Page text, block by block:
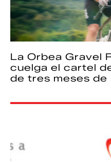
La Orbea Gravel
cuelga el cartel
de tres meses